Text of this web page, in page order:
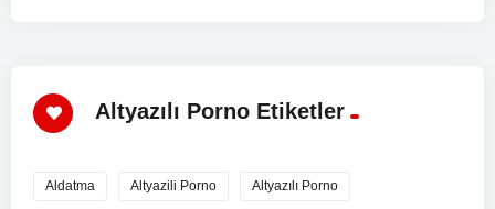
Altyazılı Porno Etiketler
Aldatma Altyazili Porno Altyazılı Porno